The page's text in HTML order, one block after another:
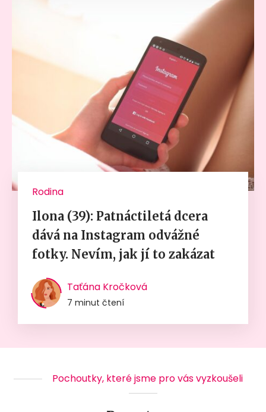
Rodina
Ilona (39): Patnáctiletá dcera
dává na Instagram odvážné
fotky. Nevím, jak jí to zakázat
Taťána Kročková
7 minut čtení
Pochoutky, které jsme pro vás vyzkoušeli